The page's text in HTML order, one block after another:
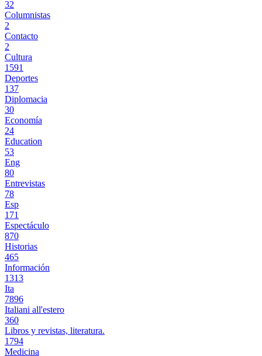
32
Columnistas
2
Contacto
2
Cultura
1591
Deportes
137
Diplomacia
30
Economía
24
Education
53
Eng
80
Entrevistas
78
Esp
171
Espectáculo
870
Historias
465
Información
1313
Ita
7896
Italiani all'estero
360
Libros y revistas, literatura.
1794
Medicina